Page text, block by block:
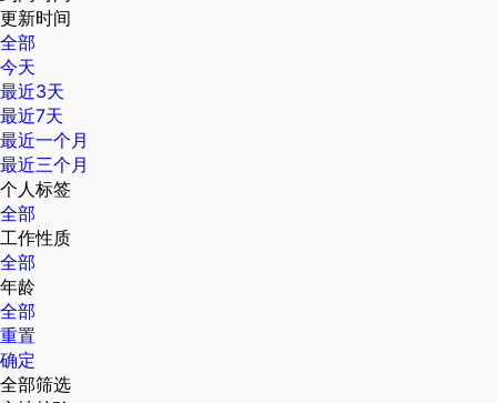
更新时间
全部
今天
最近3天
最近7天
最近一个月
最近三个月
个人标签
全部
工作性质
全部
年龄
全部
重置
确定
全部筛选